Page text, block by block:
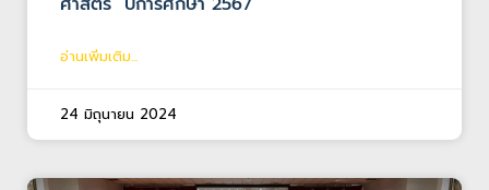
อ่านเพิ่มเติม...
24 มิถุนายน 2024